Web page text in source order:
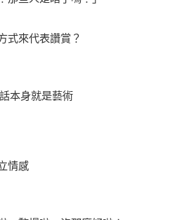
式來代表讚賞？
本身就是藝術
情感